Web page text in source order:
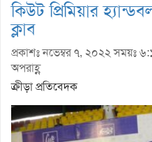
কিউট প্রিমিয়ার
ক্লাব
প্রকাশঃ নভেম্বর ৭, ২০২২ সময়ঃ
অপরাহ্ণ
ক্রীড়া প্রতিবেদক